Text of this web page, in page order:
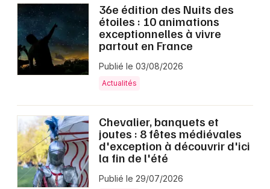
36e édition des Nuits des
étoiles : 10 animations
exceptionnelles à vivre
partout en France
Publié le 03/08/2026
Actualités
Chevalier, banquets et
joutes : 8 fêtes médiévales
d'exception à découvrir d'ici
la fin de l'été
Publié le 29/07/2026